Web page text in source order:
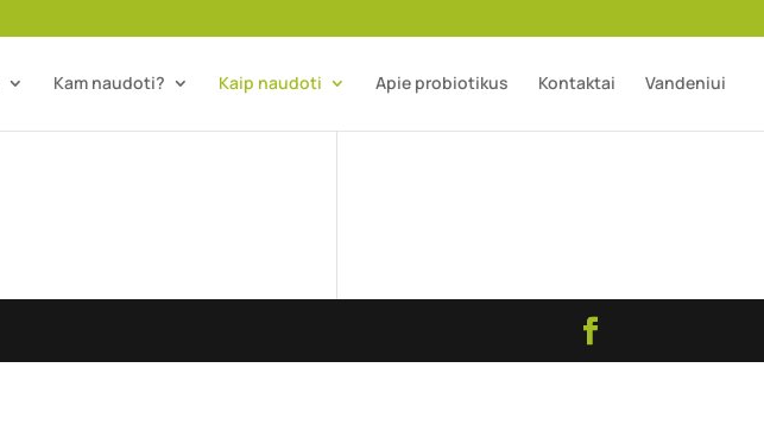
Kam naudoti? Kaip naudoti Apie probiotikus Kontaktai Vandeniui